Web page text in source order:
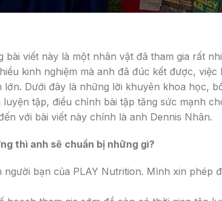
viết này là một nhân vật đã tham gia rất
kinh nghiệm mà anh đã đúc kết được,
Dưới đây là những lời khuyên khoa học,
tập, điều chỉnh bài tập tăng sức mạnh
với bài viết này chính là anh Dennis Nhân.
thì anh sẽ chuẩn bị những gì?
người bạn của PLAY Nutrition. Mình xin phép